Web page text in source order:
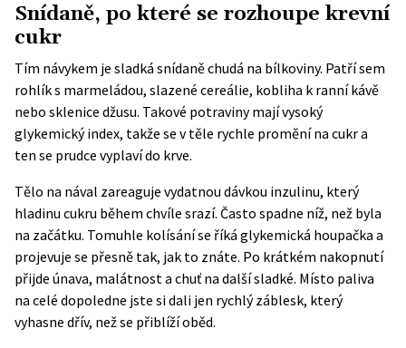
Snídaně, po které se rozhoupe krevní
cukr
Tím návykem je sladká snídaně chudá na bílkoviny. Patří sem
rohlík s marmeládou, slazené cereálie, kobliha k ranní kávě
nebo sklenice džusu. Takové potraviny mají vysoký
glykemický index, takže se v těle rychle promění na cukr a
ten se prudce vyplaví do krve.
Tělo na nával zareaguje vydatnou dávkou inzulinu, který
hladinu cukru během chvíle srazí. Často spadne níž, než byla
na začátku. Tomuhle kolísání se říká glykemická houpačka a
projevuje se přesně tak, jak to znáte. Po krátkém nakopnutí
přijde únava, malátnost a chuť na další sladké. Místo paliva
na celé dopoledne jste si dali jen rychlý záblesk, který
vyhasne dřív, než se přiblíží oběd.